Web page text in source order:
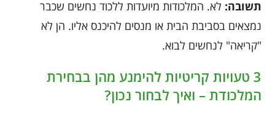
תשובה: לא. המלכודות מיועדות ללכוד נחשים שכבר
נמצאים בסביבת הבית או מנסים להיכנס אליו. הן לא
"קריאה" לנחשים לבוא.
3 טעויות קריטיות להימנע מהן בבחירת
המלכודת – ואיך לבחור נכון?